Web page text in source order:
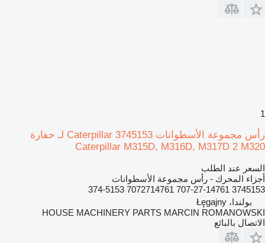
1
رأس مجموعة الأسطوانات Caterpillar 3745153 لـ حفارة
Caterpillar M315D, M316D, M317D 2 M320
السعر عند الطلب
أجزاء المحرك - رأس مجموعة الأسطوانات
3745153 707-27-14761 7072714761 374-5153
بولندا، Łęgajny
HOUSE MACHINERY PARTS MARCIN ROMANOWSKI
الاتصال بالبائع